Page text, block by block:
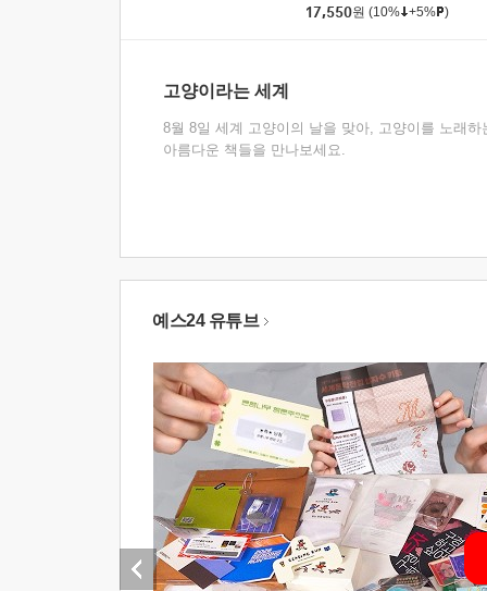
17,550원 (10% +5% )
고양이라는 세계
8월 8일 세계 고양이의 날을 맞아, 고양이를 노래하
아름다운 책들을 만나보세요.
예스24 유튜브